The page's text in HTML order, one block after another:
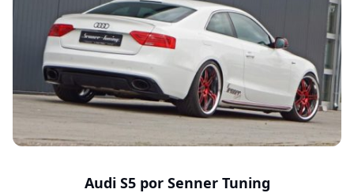
Audi S5 por Senner Tuning